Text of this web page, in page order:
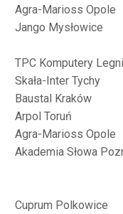
Agra-Marioss Opole
Jango Mysłowice
TPC Komputery
Skała-Inter Tychy
Baustal Kraków
Arpol Toruń
Agra-Marioss Opole
Akademia Słowa
Cuprum Polkowice